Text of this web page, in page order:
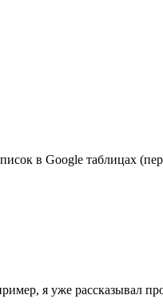
в Google таблицах
я уже рассказывал